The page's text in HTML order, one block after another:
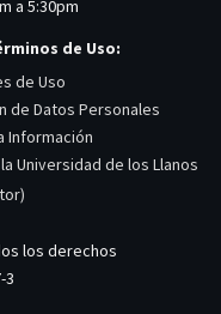
a 5:30pm
de Uso:
de Uso
de Datos Personales
Información
Universidad de los Llanos
los derechos
3